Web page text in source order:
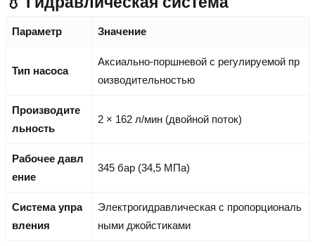
Параметр Значение
Тип насоса
Аксиально-поршневой с регулируемой пр
оизводительностью
Производите
льность
2 × 162 л/мин (двойной поток)
Рабочее давл
ение
345 бар (34,5 МПа)
Система упра
вления
Электрогидравлическая с пропорциональ
ными джойстиками